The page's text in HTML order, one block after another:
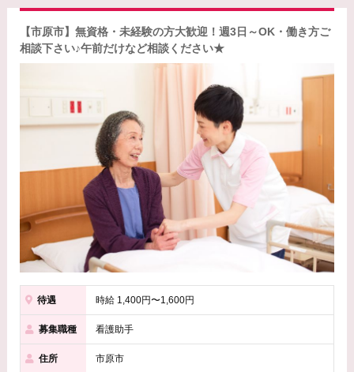
【市原市】無資格・未経験の方大歓迎！週3日～OK・働き方ご
相談下さい♪午前だけなど相談ください★
待遇 時給 1,400円〜1,600円
募集職種 看護助手
住所 市原市